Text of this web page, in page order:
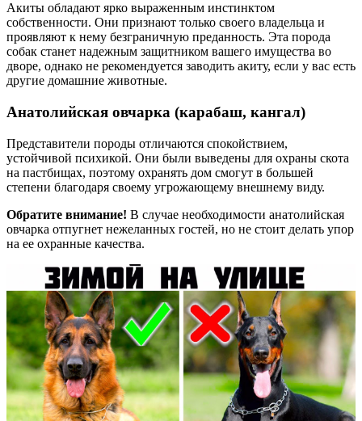
Акиты обладают ярко выраженным инстинктом
собственности. Они признают только своего владельца и
проявляют к нему безграничную преданность. Эта порода
собак станет надежным защитником вашего имущества во
дворе, однако не рекомендуется заводить акиту, если у вас есть
другие домашние животные.
Анатолийская овчарка (карабаш, кангал)
Представители породы отличаются спокойствием,
устойчивой психикой. Они были выведены для охраны скота
на пастбищах, поэтому охранять дом смогут в большей
степени благодаря своему угрожающему внешнему виду.
Обратите внимание! В случае необходимости анатолийская
овчарка отпугнет нежеланных гостей, но не стоит делать упор
на ее охранные качества.